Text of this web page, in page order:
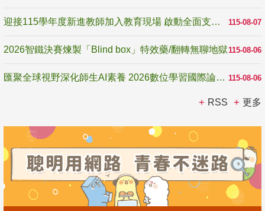
115-08-07
迎接115學年度新進教師加入教育現場 啟動全面支持陪伴
115-08-06
2026智鐵決賽煉製「Blind box」特效藥/翻轉無聊地獄
115-08-06
匯聚全球視野深化師生AI素養 2026數位學習國際論壇高雄登場
RSS 更多